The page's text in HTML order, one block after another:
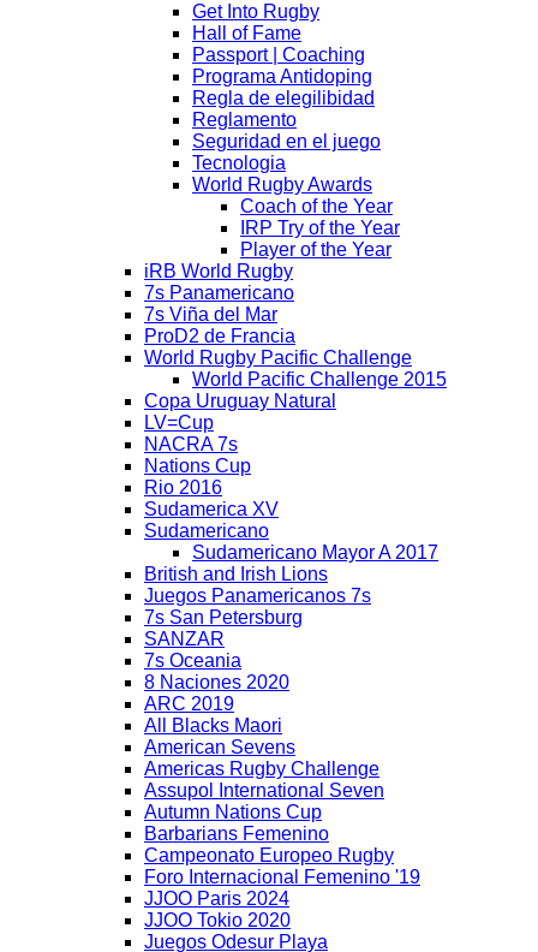
Get Into Rugby
Hall of Fame
Passport | Coaching
Programa Antidoping
Regla de elegilibidad
Reglamento
Seguridad en el juego
Tecnologia
World Rugby Awards
Coach of the Year
IRP Try of the Year
Player of the Year
iRB World Rugby
7s Panamericano
7s Viña del Mar
ProD2 de Francia
World Rugby Pacific Challenge
World Pacific Challenge 2015
Copa Uruguay Natural
LV=Cup
NACRA 7s
Nations Cup
Rio 2016
Sudamerica XV
Sudamericano
Sudamericano Mayor A 2017
British and Irish Lions
Juegos Panamericanos 7s
7s San Petersburg
SANZAR
7s Oceania
8 Naciones 2020
ARC 2019
All Blacks Maori
American Sevens
Americas Rugby Challenge
Assupol International Seven
Autumn Nations Cup
Barbarians Femenino
Campeonato Europeo Rugby
Foro Internacional Femenino '19
JJOO Paris 2024
JJOO Tokio 2020
Juegos Odesur Playa